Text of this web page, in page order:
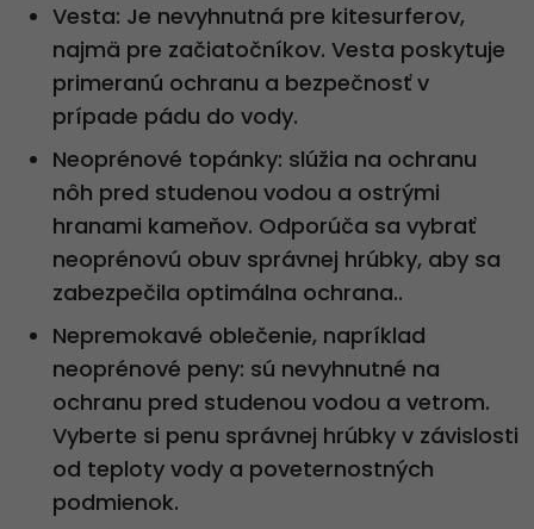
Vesta: Je nevyhnutná pre kitesurferov,
najmä pre začiatočníkov. Vesta poskytuje
primeranú ochranu a bezpečnosť v
prípade pádu do vody.
Neoprénové topánky: slúžia na ochranu
nôh pred studenou vodou a ostrými
hranami kameňov. Odporúča sa vybrať
neoprénovú obuv správnej hrúbky, aby sa
zabezpečila optimálna ochrana..
Nepremokavé oblečenie, napríklad
neoprénové peny: sú nevyhnutné na
ochranu pred studenou vodou a vetrom.
Vyberte si penu správnej hrúbky v závislosti
od teploty vody a poveternostných
podmienok.